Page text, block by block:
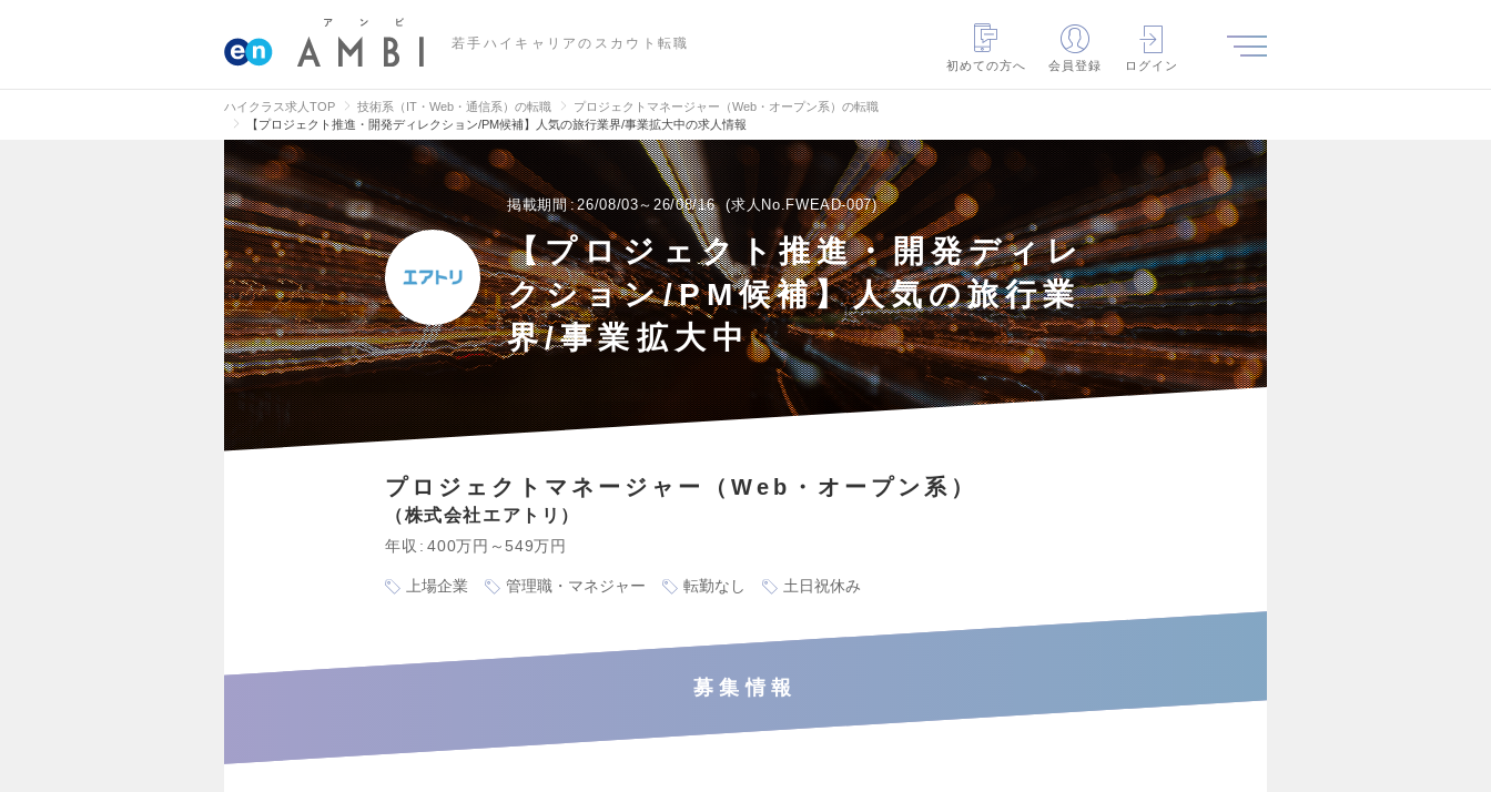
若手ハイキャリアのスカウト転職
初めての方へ
会員登録 ログイン
ハイクラス求人TOP 技術系（IT・Web・通信系）の転職
プロジェクトマネージャー（Web・オープン系）の転職
【プロジェクト推進・開発ディレクション/PM候補】人気の旅行業界/事業拡大中の求人情報
掲載期間 26/08/03～26/08/16 求人No.FWEAD-007
【プロジェクト推進・開発ディレ
クション/PM候補】人気の旅行業
界/事業拡大中
プロジェクトマネージャー（Web・オープン系）
株式会社エアトリ
年収 400万円～549万円
上場企業 管理職・マネジャー 転勤なし 土日祝休み
募集情報